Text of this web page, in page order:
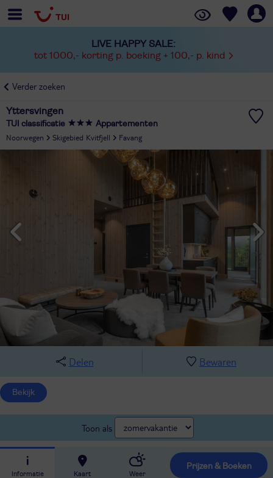
LIVE HAPPY SALE:
tot 1000,- korting p. boeking + 100,- p. kind
Verder zoeken
Yttersvingen
TUI classificatie Appartementen
Noorwegen Skigebied Kvitfjell Favang
Delen Bewaren
Bekijk
Toon als
Informatie Kaart Weer
Prijzen & Boeken